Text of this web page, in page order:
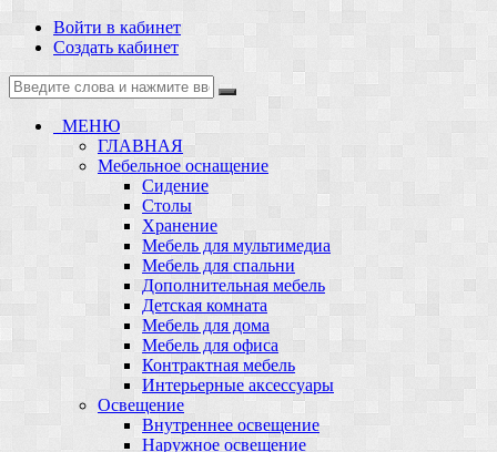
Войти в кабинет
Создать кабинет
МЕНЮ
ГЛАВНАЯ
Мебельное оснащение
Сидение
Столы
Хранение
Мебель для мультимедиа
Мебель для спальни
Дополнительная мебель
Детская комната
Мебель для дома
Мебель для офиса
Контрактная мебель
Интерьерные аксессуары
Освещение
Внутреннее освещение
Наружное освещение